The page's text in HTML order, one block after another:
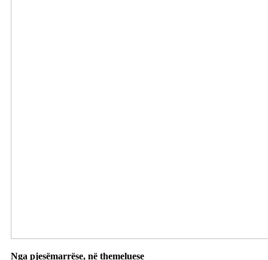
Nga pjesëmarrëse, në themeluese